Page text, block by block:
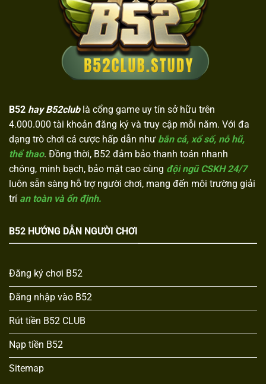
B52 hay B52clublà cổng game uy tín sở hữu trên
4.000.000 tài khoản đăng ký và truy cập mỗi năm. Với đa
dạng trò chơi cá cược hấp dẫn như bắn cá, xổ số, nỗ hũ,
thể thao. Đồng thời, B52 đảm bảo thanh toán nhanh
chóng, minh bạch, bảo mật cao cùng đội ngũ CSKH 24/7
luôn sẵn sàng hỗ trợ người chơi, mang đến môi trường giải
trí an toàn và ổn định.
B52 HƯỚNG DẪN NGƯỜI CHƠI
Đăng ký chơi B52
Đăng nhập vào B52
Rút tiền B52 CLUB
Nạp tiền B52
Sitemap